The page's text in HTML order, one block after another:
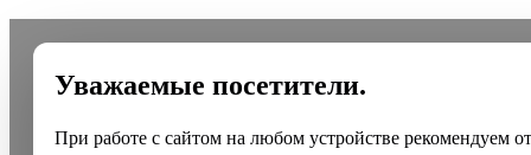
Уважаемые посетители.
При работе с сайтом на любом устройстве рекомендуем